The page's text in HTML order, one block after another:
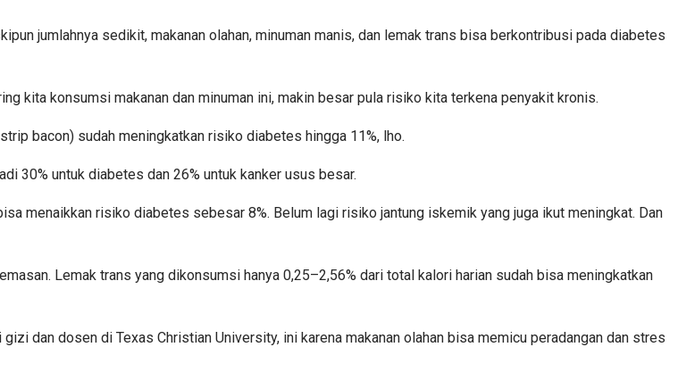
jumlahnya sedikit, makanan olahan, minuman manis, dan lemak trans bisa berkontribusi pada diabetes
kita konsumsi makanan dan minuman ini, makin besar pula risiko kita terkena penyakit kronis.
bacon) sudah meningkatkan risiko diabetes hingga 11%, lho.
30% untuk diabetes dan 26% untuk kanker usus besar.
menaikkan risiko diabetes sebesar 8%. Belum lagi risiko jantung iskemik yang juga ikut meningkat. Dan
Lemak trans yang dikonsumsi hanya 0,25–2,56% dari total kalori harian sudah bisa meningkatkan
dan dosen di Texas Christian University, ini karena makanan olahan bisa memicu peradangan dan stres